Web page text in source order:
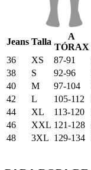
Jeans Talla
A
TÓRAX
36
XS 87-91
38
S 92-96
40
M 97-104
42
L 105-112
44
XL 113-120
46
XXL 121-128
48
3XL 129-134